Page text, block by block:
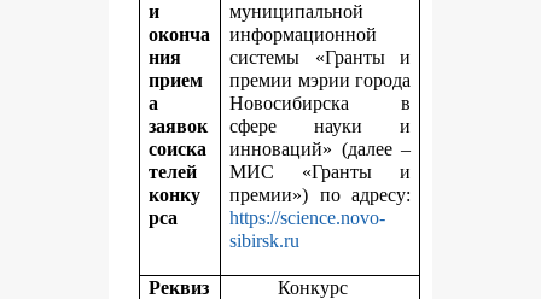
и
оконча
ния
прием
а
заявок
соиска
телей
конку
рса
муниципальной
информационной
системы «Гранты и
премии мэрии города
Новосибирска в
сфере науки и
инноваций» (далее –
МИС «Гранты и
премии») по адресу:
https://science.novo-
sibirsk.ru
Реквиз
Конкурс